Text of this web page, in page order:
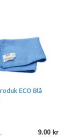
ECO Blå
9.00